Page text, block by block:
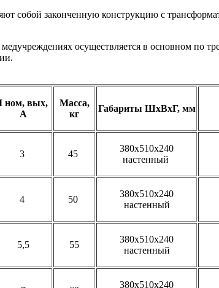
собой законченную конструкцию с
медучреждениях осуществляется в основном
ном, вых,
A
Масса,
кг
Габариты ШхВхГ, мм
3 45
380х510х240
настенный
4 50
380х510х240
настенный
5,5 55
380х510х240
настенный
380х510х240